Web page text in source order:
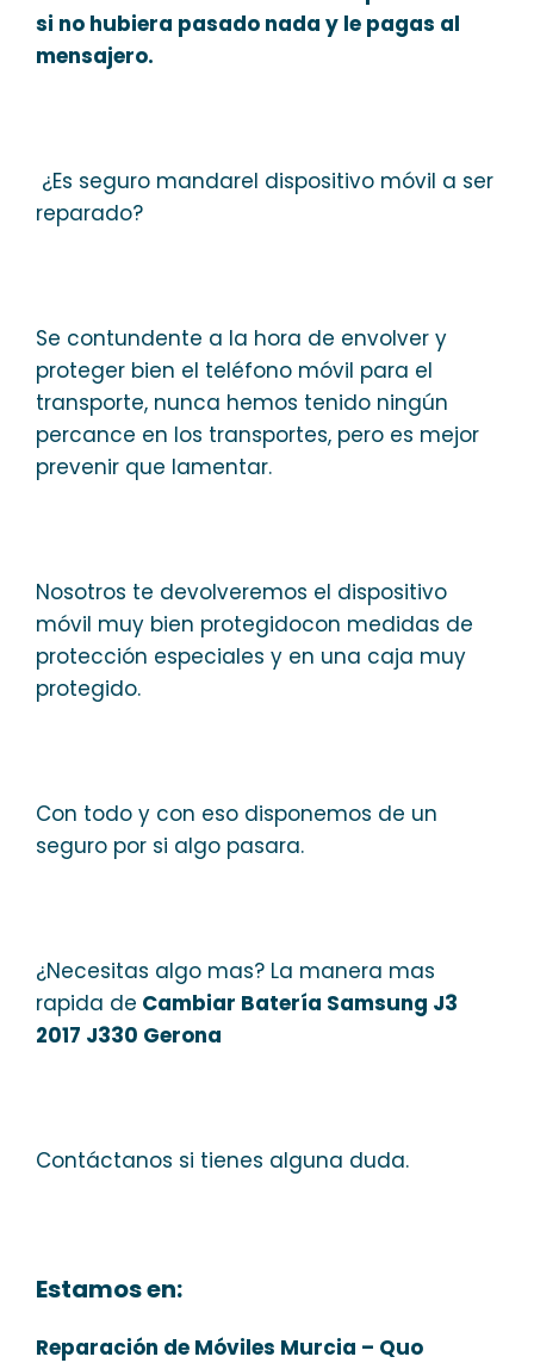
si no hubiera pasado nada y le pagas al
mensajero.
¿Es seguro mandarel dispositivo móvil a ser
reparado?
Se contundente a la hora de envolver y
proteger bien el teléfono móvil para el
transporte, nunca hemos tenido ningún
percance en los transportes, pero es mejor
prevenir que lamentar.
Nosotros te devolveremos el dispositivo
móvil muy bien protegidocon medidas de
protección especiales y en una caja muy
protegido.
Con todo y con eso disponemos de un
seguro por si algo pasara.
¿Necesitas algo mas? La manera mas
rapida de Cambiar Batería Samsung J3
2017 J330 Gerona
Contáctanos si tienes alguna duda.
Estamos en:
Reparación de Móviles Murcia – Quo